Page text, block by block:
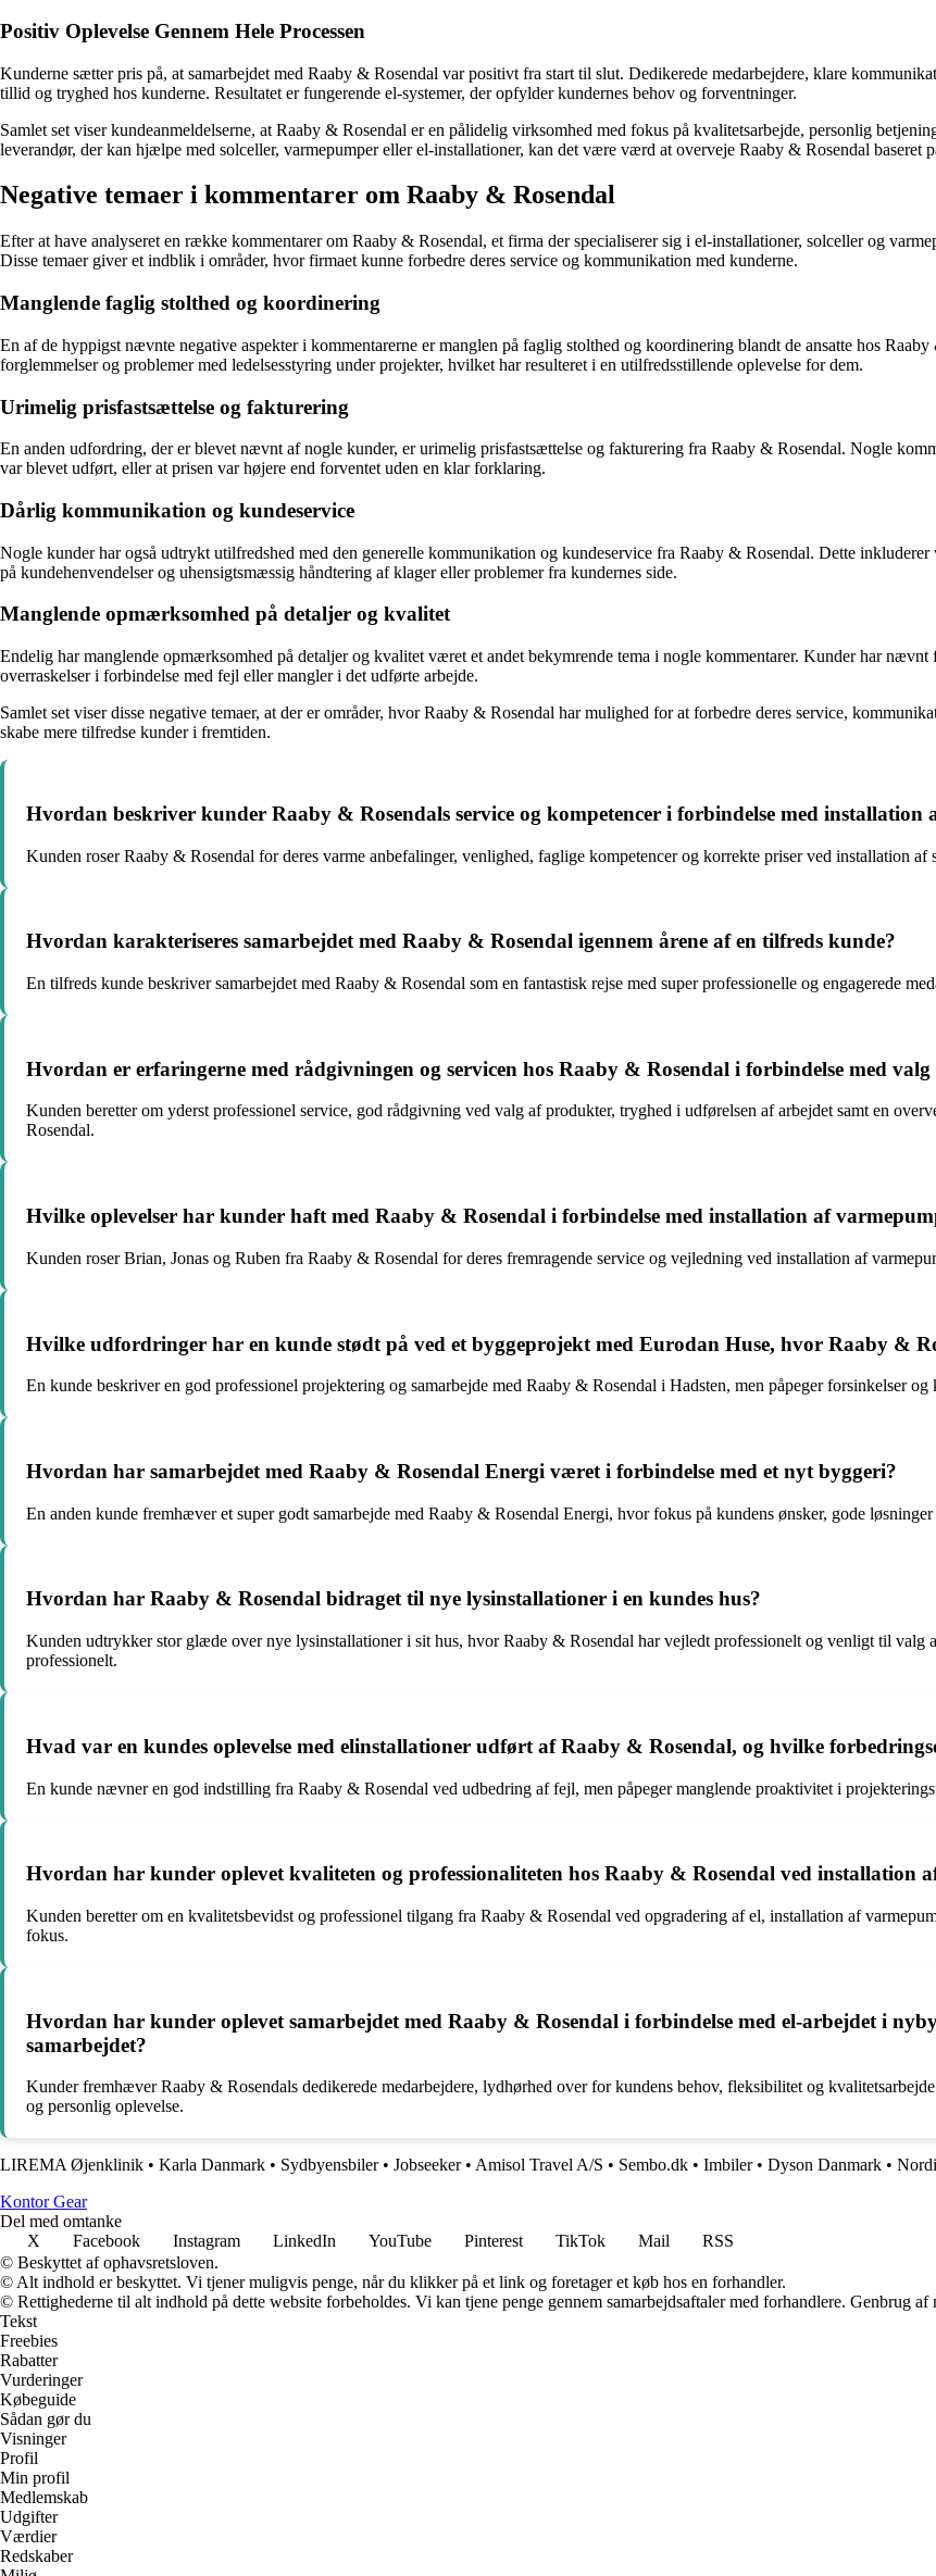
Positiv Oplevelse Gennem Hele Processen
Kunderne sætter pris på, at samarbejdet med Raaby & Rosendal var positivt fra start til slut. Dedikerede medarbejdere, klare
tillid og tryghed hos kunderne. Resultatet er fungerende el-systemer, der opfylder kundernes behov og forventninger.
Samlet set viser kundeanmeldelserne, at Raaby & Rosendal er en pålidelig virksomhed med fokus på kvalitetsarbejde, personlig
leverandør, der kan hjælpe med solceller, varmepumper eller el-installationer, kan det være værd at overveje Raaby & Rosendal baseret
Negative temaer i kommentarer om Raaby & Rosendal
Efter at have analyseret en række kommentarer om Raaby & Rosendal, et firma der specialiserer sig i el-installationer, solceller og
Disse temaer giver et indblik i områder, hvor firmaet kunne forbedre deres service og kommunikation med kunderne.
Manglende faglig stolthed og koordinering
En af de hyppigst nævnte negative aspekter i kommentarerne er manglen på faglig stolthed og koordinering blandt de ansatte hos
forglemmelser og problemer med ledelsesstyring under projekter, hvilket har resulteret i en utilfredsstillende oplevelse for dem.
Urimelig prisfastsættelse og fakturering
En anden udfordring, der er blevet nævnt af nogle kunder, er urimelig prisfastsættelse og fakturering fra Raaby & Rosendal. Nogle
var blevet udført, eller at prisen var højere end forventet uden en klar forklaring.
Dårlig kommunikation og kundeservice
Nogle kunder har også udtrykt utilfredshed med den generelle kommunikation og kundeservice fra Raaby & Rosendal. Dette
på kundehenvendelser og uhensigtsmæssig håndtering af klager eller problemer fra kundernes side.
Manglende opmærksomhed på detaljer og kvalitet
Endelig har manglende opmærksomhed på detaljer og kvalitet været et andet bekymrende tema i nogle kommentarer. Kunder har
overraskelser i forbindelse med fejl eller mangler i det udførte arbejde.
Samlet set viser disse negative temaer, at der er områder, hvor Raaby & Rosendal har mulighed for at forbedre deres service,
skabe mere tilfredse kunder i fremtiden.
Hvordan beskriver kunder Raaby & Rosendals service og kompetencer i forbindelse med installation
Kunden roser Raaby & Rosendal for deres varme anbefalinger, venlighed, faglige kompetencer og korrekte priser ved installation af
Hvordan karakteriseres samarbejdet med Raaby & Rosendal igennem årene af en tilfreds kunde?
En tilfreds kunde beskriver samarbejdet med Raaby & Rosendal som en fantastisk rejse med super professionelle og engagerede
Hvordan er erfaringerne med rådgivningen og servicen hos Raaby & Rosendal i forbindelse med
Kunden beretter om yderst professionel service, god rådgivning ved valg af produkter, tryghed i udførelsen af arbejdet samt en
Rosendal.
Hvilke oplevelser har kunder haft med Raaby & Rosendal i forbindelse med installation af
Kunden roser Brian, Jonas og Ruben fra Raaby & Rosendal for deres fremragende service og vejledning ved installation af
Hvilke udfordringer har en kunde stødt på ved et byggeprojekt med Eurodan Huse, hvor Raaby &
En kunde beskriver en god professionel projektering og samarbejde med Raaby & Rosendal i Hadsten, men påpeger forsinkelser
Hvordan har samarbejdet med Raaby & Rosendal Energi været i forbindelse med et nyt byggeri?
En anden kunde fremhæver et super godt samarbejde med Raaby & Rosendal Energi, hvor fokus på kundens ønsker, gode
Hvordan har Raaby & Rosendal bidraget til nye lysinstallationer i en kundes hus?
Kunden udtrykker stor glæde over nye lysinstallationer i sit hus, hvor Raaby & Rosendal har vejledt professionelt og venligt til valg
professionelt.
Hvad var en kundes oplevelse med elinstallationer udført af Raaby & Rosendal, og hvilke
En kunde nævner en god indstilling fra Raaby & Rosendal ved udbedring af fejl, men påpeger manglende proaktivitet i
Hvordan har kunder oplevet kvaliteten og professionaliteten hos Raaby & Rosendal ved installation
Kunden beretter om en kvalitetsbevidst og professionel tilgang fra Raaby & Rosendal ved opgradering af el, installation af
fokus.
Hvordan har kunder oplevet samarbejdet med Raaby & Rosendal i forbindelse med el-arbejdet i
samarbejdet?
Kunder fremhæver Raaby & Rosendals dedikerede medarbejdere, lydhørhed over for kundens behov, fleksibilitet og
og personlig oplevelse.
LIREMA Øjenklinik • Karla Danmark • Sydbyensbiler• Jobseeker• Amisol Travel A/S • Sembo.dk • Imbiler• Dyson Danmark •
Kontor Gear
Del med omtanke
X
Facebook Instagram LinkedIn YouTube Pinterest TikTok Mail
RSS
© Beskyttet af ophavsretsloven.
© Alt indhold er beskyttet. Vi tjener muligvis penge, når du klikker på et link og foretager et køb hos en forhandler.
© Rettighederne til alt indhold på dette website forbeholdes. Vi kan tjene penge gennem samarbejdsaftaler med forhandlere. Genbrug
Tekst
Freebies
Rabatter
Vurderinger
Købeguide
Sådan gør du
Visninger
Profil
Min profil
Medlemskab
Udgifter
Værdier
Redskaber